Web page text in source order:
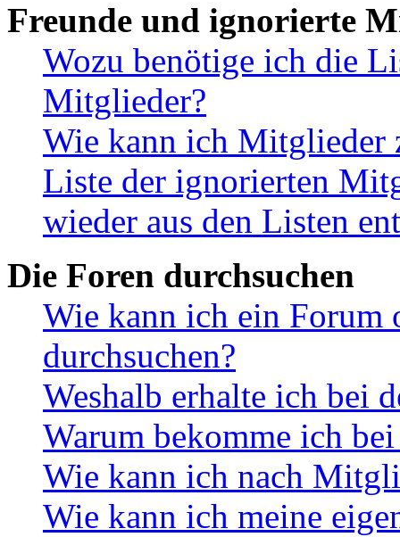
Freunde und ignorierte
Wozu benötige ich die
Mitglieder?
Wie kann ich Mitglieder
Liste der ignorierten
wieder aus den Listen
Die Foren durchsuchen
Wie kann ich ein Forum
durchsuchen?
Weshalb erhalte ich bei
Warum bekomme ich
Wie kann ich nach
Wie kann ich meine